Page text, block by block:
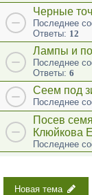
Черные
Последнее
Ответы: 12
Лампы и
Последнее
Ответы: 6
Сеем под
Последнее
Посев
Клюйкова
Последнее
Новая тема